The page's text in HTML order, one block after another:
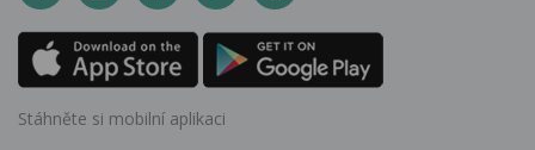
Stáhněte si mobilní aplikaci